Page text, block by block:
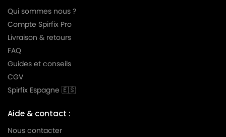
BOSCH
BOSCH BGL4310GB/01
BOSCH
BOSCH
BOSCH
BOSCH
BOSCH BGL45302/03
BOSCH
Qui sommes nous ?
Compte Spirfix Pro
Livraison & retours
FAQ
Guides et conseils
CGV
Spirfix Espagne 🇪🇸
Aide & contact :
Nous contacter